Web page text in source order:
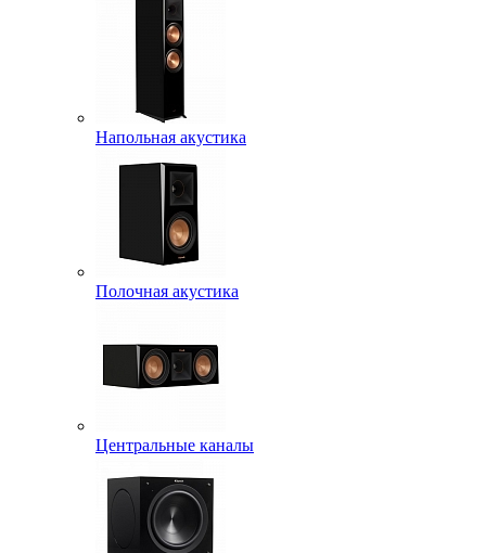
Напольная акустика
Полочная акустика
Центральные каналы